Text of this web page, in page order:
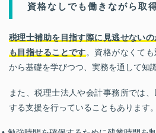
資格なしでも働きながら取
税理士補助を目指す際に見逃せない
も目指せることです。資格がなくて
から基礎を学びつつ、実務を通して知
また、税理士法人や会計事務所では
する支援を行っていることもあります。